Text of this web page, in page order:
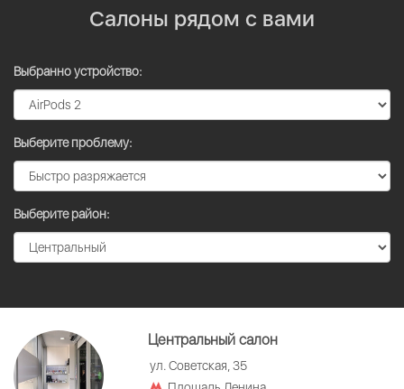
Салоны рядом с вами
Выбранно устройство:
Выберите проблему:
Выберите район:
Центральный салон
ул. Советская, 35